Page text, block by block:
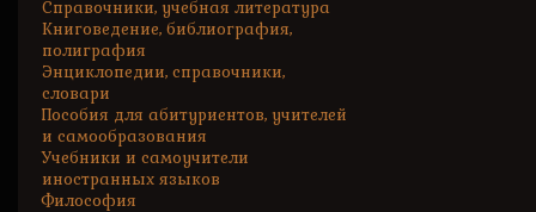
Справочники, учебная литература
Книговедение, библиография,
полиграфия
Энциклопедии, справочники,
словари
Пособия для абитуриентов, учителей
и самообразования
Учебники и самоучители
иностранных языков
Философия